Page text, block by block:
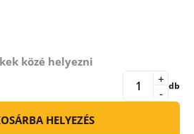
közé helyezni
-
+ db
HELYEZÉS